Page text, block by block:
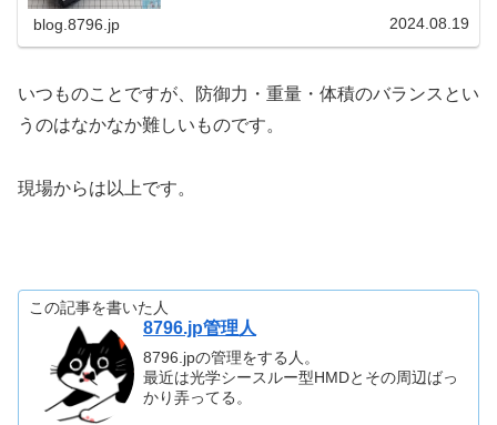
blog.8796.jp 2024.08.19
いつものことですが、防御力・重量・体積のバランスとい
うのはなかなか難しいものです。
現場からは以上です。
この記事を書いた人
8796.jp管理人
8796.jpの管理をする人。
最近は光学シースルー型HMDとその周辺ばっ
かり弄ってる。